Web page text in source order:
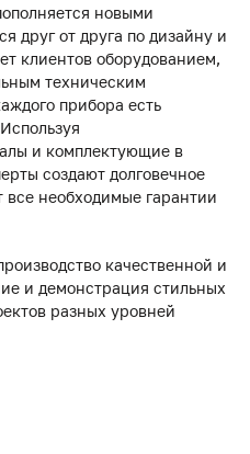
новыми
друг от друга по дизайну и
клиентов оборудованием,
техническим
прибора есть
и комплектующие в
создают долговечное
все необходимые гарантии
качественной и
и демонстрация стильных
разных уровней